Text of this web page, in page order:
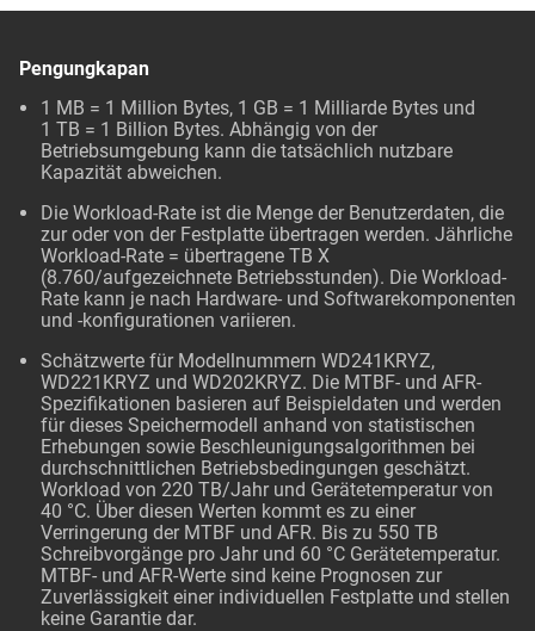
Pengungkapan
1 MB = 1 Million Bytes, 1 GB = 1 Milliarde Bytes und
1 TB = 1 Billion Bytes. Abhängig von der
Betriebsumgebung kann die tatsächlich nutzbare
Kapazität abweichen.
Die Workload-Rate ist die Menge der Benutzerdaten, die
zur oder von der Festplatte übertragen werden. Jährliche
Workload-Rate = übertragene TB X
(8.760/aufgezeichnete Betriebsstunden). Die Workload-
Rate kann je nach Hardware- und Softwarekomponenten
und -konfigurationen variieren.
Schätzwerte für Modellnummern WD241KRYZ,
WD221KRYZ und WD202KRYZ. Die MTBF- und AFR-
Spezifikationen basieren auf Beispieldaten und werden
für dieses Speichermodell anhand von statistischen
Erhebungen sowie Beschleunigungsalgorithmen bei
durchschnittlichen Betriebsbedingungen geschätzt.
Workload von 220 TB/Jahr und Gerätetemperatur von
40 °C. Über diesen Werten kommt es zu einer
Verringerung der MTBF und AFR. Bis zu 550 TB
Schreibvorgänge pro Jahr und 60 °C Gerätetemperatur.
MTBF- und AFR-Werte sind keine Prognosen zur
Zuverlässigkeit einer individuellen Festplatte und stellen
keine Garantie dar.